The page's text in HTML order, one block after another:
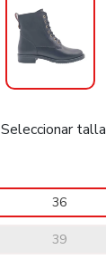
Seleccionar talla
36
39